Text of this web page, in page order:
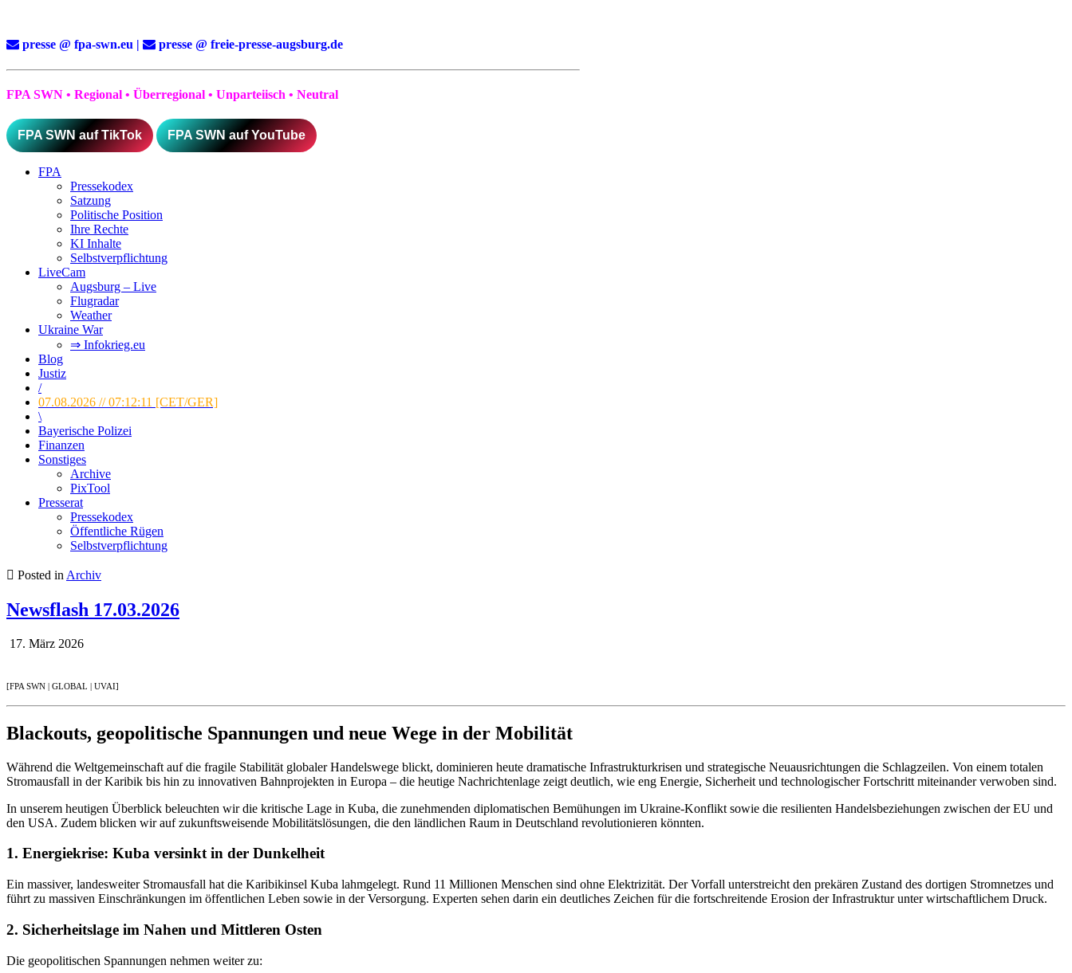
presse @ fpa-swn.eu | presse @ freie-presse-augsburg.de
FPA SWN • Regional • Überregional • Unparteiisch • Neutral
FPA SWN auf TikTok FPA SWN auf YouTube
FPA
Pressekodex
Satzung
Politische Position
Ihre Rechte
KI Inhalte
Selbstverpflichtung
LiveCam
Augsburg – Live
Flugradar
Weather
Ukraine War
⇒ Infokrieg.eu
Blog
Justiz
/
07.08.2026 // 07:12:12 [CET/GER]
\
Bayerische Polizei
Finanzen
Sonstiges
Archive
PixTool
Presserat
Pressekodex
Öffentliche Rügen
Selbstverpflichtung
Posted in Archiv
Newsflash 17.03.2026
17. März 2026
[FPA SWN | GLOBAL | UVAI]
Blackouts, geopolitische Spannungen und neue Wege in der Mobilität
Während die Weltgemeinschaft auf die fragile Stabilität globaler Handelswege blickt, dominieren heute dramatische Infrastrukturkrisen und strategische Neuausrichtungen die Schlagzeilen. Von einem totalen
Stromausfall in der Karibik bis hin zu innovativen Bahnprojekten in Europa – die heutige Nachrichtenlage zeigt deutlich, wie eng Energie, Sicherheit und technologischer Fortschritt miteinander verwoben sind.
In unserem heutigen Überblick beleuchten wir die kritische Lage in Kuba, die zunehmenden diplomatischen Bemühungen im Ukraine-Konflikt sowie die resilienten Handelsbeziehungen zwischen der EU und
den USA. Zudem blicken wir auf zukunftsweisende Mobilitätslösungen, die den ländlichen Raum in Deutschland revolutionieren könnten.
1. Energiekrise: Kuba versinkt in der Dunkelheit
Ein massiver, landesweiter Stromausfall hat die Karibikinsel Kuba lahmgelegt. Rund 11 Millionen Menschen sind ohne Elektrizität. Der Vorfall unterstreicht den prekären Zustand des dortigen Stromnetzes und
führt zu massiven Einschränkungen im öffentlichen Leben sowie in der Versorgung. Experten sehen darin ein deutliches Zeichen für die fortschreitende Erosion der Infrastruktur unter wirtschaftlichem Druck.
2. Sicherheitslage im Nahen und Mittleren Osten
Die geopolitischen Spannungen nehmen weiter zu: